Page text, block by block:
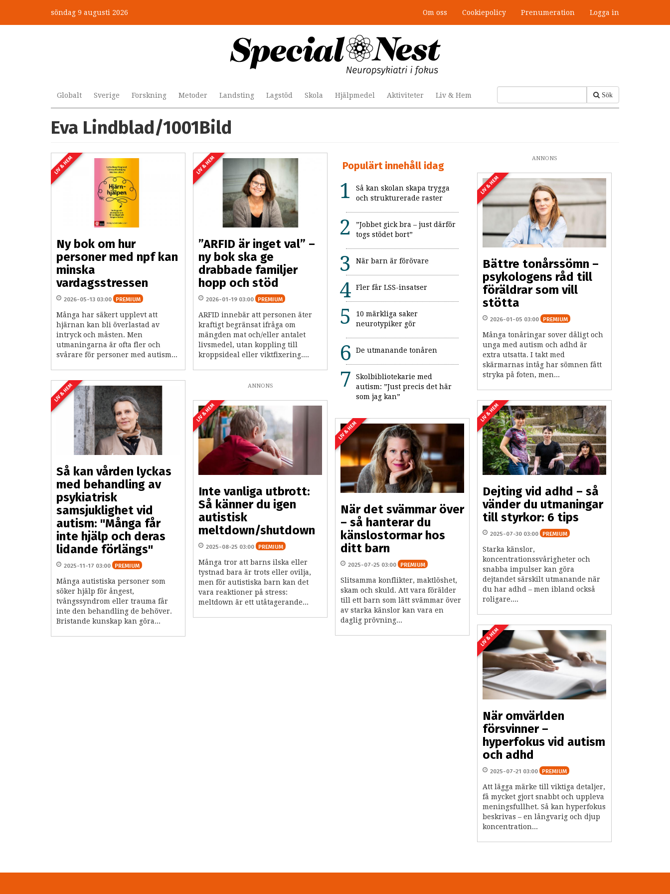
huvudinnehåll
söndag 9 augusti 2026 Om oss Cookiepolicy Prenumeration Logga in
Sök
Globalt Sverige Forskning Metoder Landsting Lagstöd Skola Hjälpmedel Aktiviteter Liv & Hem
Eva Lindblad/1001Bild
LIV & HEM
Ny bok om hur
personer med npf kan
minska
vardagsstressen
2026-05-13 03:00 PREMIUM
Många har säkert upplevt att
hjärnan kan bli överlastad av
intryck och måsten. Men
utmaningarna är ofta fler och
svårare för personer med autism...
LIV & HEM
”ARFID är inget val” –
ny bok ska ge
drabbade familjer
hopp och stöd
2026-01-19 03:00 PREMIUM
ARFID innebär att personen äter
kraftigt begränsat ifråga om
mängden mat och/eller antalet
livsmedel, utan koppling till
kroppsideal eller viktfixering....
Populärt innehåll idag
Så kan skolan skapa trygga
och strukturerade raster
”Jobbet gick bra – just därför
togs stödet bort”
När barn är förövare
Fler får LSS-insatser
10 märkliga saker
neurotypiker gör
De utmanande tonåren
Skolbibliotekarie med
autism: ”Just precis det här
som jag kan”
ANNONS
LIV & HEM
Bättre tonårssömn –
psykologens råd till
föräldrar som vill
stötta
2026-01-05 03:00 PREMIUM
Många tonåringar sover dåligt och
unga med autism och adhd är
extra utsatta. I takt med
skärmarnas intåg har sömnen fått
stryka på foten, men...
LIV & HEM
Så kan vården lyckas
med behandling av
psykiatrisk
samsjuklighet vid
autism: "Många får
inte hjälp och deras
lidande förlängs"
2025-11-17 03:00 PREMIUM
Många autistiska personer som
söker hjälp för ångest,
tvångssyndrom eller trauma får
inte den behandling de behöver.
Bristande kunskap kan göra...
ANNONS
LIV & HEM
Inte vanliga utbrott:
Så känner du igen
autistisk
meltdown/shutdown
2025-08-25 03:00 PREMIUM
Många tror att barns ilska eller
tystnad bara är trots eller ovilja,
men för autistiska barn kan det
vara reaktioner på stress:
meltdown är ett utåtagerande...
LIV & HEM
Dejting vid adhd – så
vänder du utmaningar
till styrkor: 6 tips
2025-07-30 03:00 PREMIUM
Starka känslor,
koncentrationssvårigheter och
snabba impulser kan göra
dejtandet särskilt utmanande när
du har adhd – men ibland också
roligare....
LIV & HEM
När det svämmar över
– så hanterar du
känslostormar hos
ditt barn
2025-07-25 03:00 PREMIUM
Slitsamma konflikter, maktlöshet,
skam och skuld. Att vara förälder
till ett barn som lätt svämmar över
av starka känslor kan vara en
daglig prövning...
LIV & HEM
När omvärlden
försvinner –
hyperfokus vid autism
och adhd
2025-07-21 03:00 PREMIUM
Att lägga märke till viktiga detaljer,
få mycket gjort snabbt och uppleva
meningsfullhet. Så kan hyperfokus
beskrivas – en långvarig och djup
koncentration...